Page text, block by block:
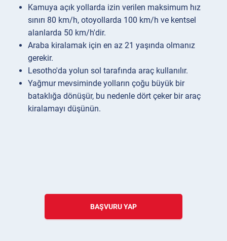
Kamuya açık yollarda izin verilen maksimum hız
sınırı 80 km/h, otoyollarda 100 km/h ve kentsel
alanlarda 50 km/h'dir.
Araba kiralamak için en az 21 yaşında olmanız
gerekir.
Lesotho'da yolun sol tarafında araç kullanılır.
Yağmur mevsiminde yolların çoğu büyük bir
bataklığa dönüşür, bu nedenle dört çeker bir araç
kiralamayı düşünün.
BAŞVURU YAP